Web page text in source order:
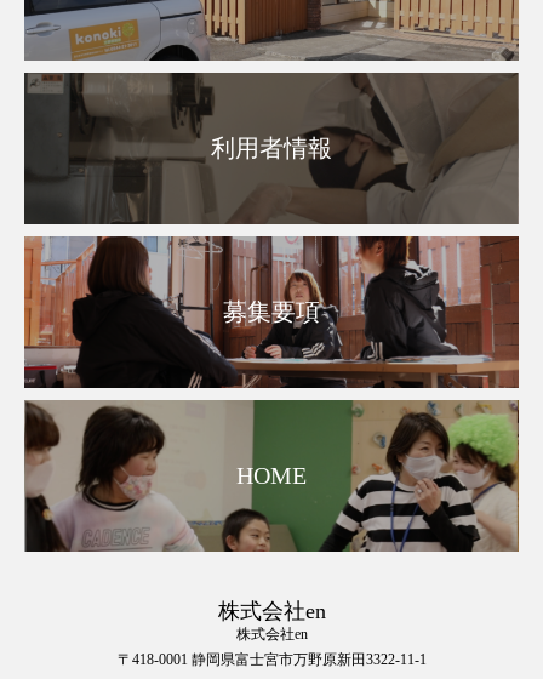
利用者情報
募集要項
HOME
株式会社en
株式会社en
〒418-0001 静岡県富士宮市万野原新田3322-11-1